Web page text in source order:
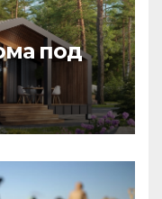
под